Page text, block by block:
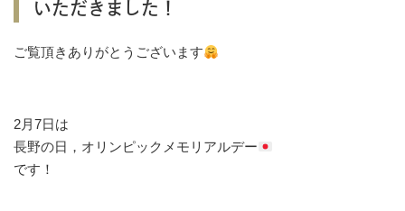
いただきました！
ご覧頂きありがとうございます
2月7日は⁡
⁡長野の日，オリンピックメモリアルデー
⁡です！⁡